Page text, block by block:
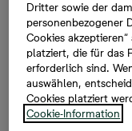
In jedem Land
ganz
die beliebtesten
Dritter sowie der
personenbezogener
Cookies
platziert, die für das
erforderlich sind.
auswählen,
Cookies platziert
Cookie-Information